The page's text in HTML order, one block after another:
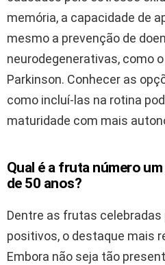
memória, a capacidade de
mesmo a prevenção de
neurodegenerativas, como
Parkinson. Conhecer as
como incluí-las na rotina
maturidade com mais
Qual é a fruta número
de 50 anos?
Dentre as frutas
positivos, o destaque mais
Embora não seja tão